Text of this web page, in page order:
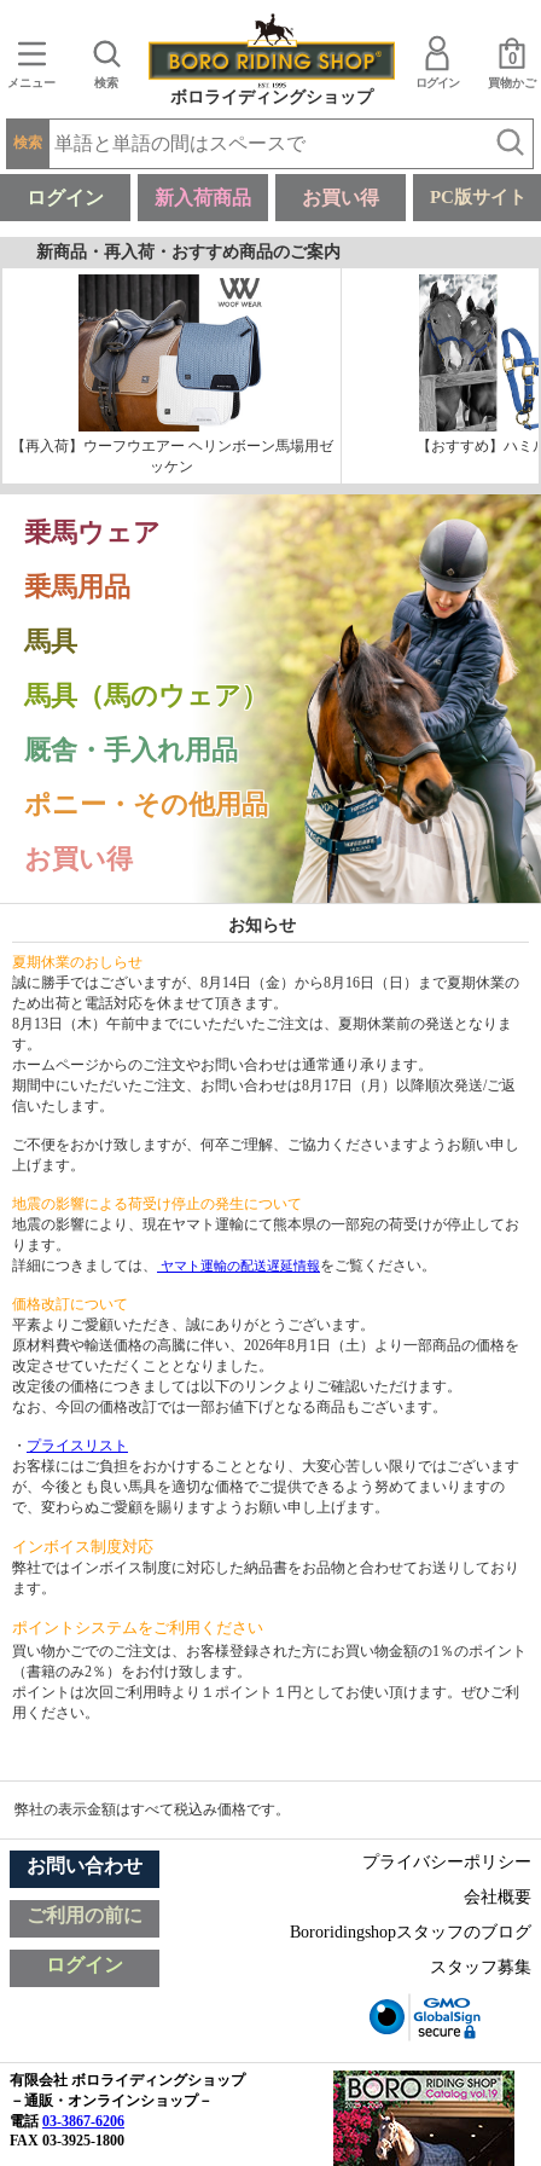
メニュー 検索 ログイン 買物かご
0
ボロライディングショップ
検索
ログイン 新入荷商品 お買い得 PC版サイト
新商品・再入荷・おすすめ商品のご案内
【再入荷】ウーフウエアー ヘリンボーン馬場用ゼ
ッケン
【おすすめ】ハミ
乗馬ウェア
乗馬用品
馬具
馬具（馬のウェア）
厩舎・手入れ用品
ポニー・その他用品
お買い得
お知らせ
夏期休業のおしらせ
誠に勝手ではございますが、8月14日（金）から8月16日（日）まで夏期休業の
ため出荷と電話対応を休ませて頂きます。
8月13日（木）午前中までにいただいたご注文は、夏期休業前の発送となりま
す。
ホームページからのご注文やお問い合わせは通常通り承ります。
期間中にいただいたご注文、お問い合わせは8月17日（月）以降順次発送/ご返
信いたします。
ご不便をおかけ致しますが、何卒ご理解、ご協力くださいますようお願い申し
上げます。
地震の影響による荷受け停止の発生について
地震の影響により、現在ヤマト運輸にて熊本県の一部宛の荷受けが停止してお
ります。
詳細につきましては、
ヤマト運輸の配送遅延情報をご覧ください。
価格改訂について
平素よりご愛顧いただき、誠にありがとうございます。
原材料費や輸送価格の高騰に伴い、2026年8月1日（土）より一部商品の価格を
改定させていただくこととなりました。
改定後の価格につきましては以下のリンクよりご確認いただけます。
なお、今回の価格改訂では一部お値下げとなる商品もございます。
・ プライスリスト
お客様にはご負担をおかけすることとなり、大変心苦しい限りではございます
が、今後とも良い馬具を適切な価格でご提供できるよう努めてまいりますの
で、変わらぬご愛顧を賜りますようお願い申し上げます。
インボイス制度対応
弊社ではインボイス制度に対応した納品書をお品物と合わせてお送りしており
ます。
ポイントシステムをご利用ください
買い物かごでのご注文は、お客様登録された方にお買い物金額の1％のポイント
（書籍のみ2％）をお付け致します。
ポイントは次回ご利用時より１ポイント１円としてお使い頂けます。ぜひご利
用ください。
弊社の表示金額はすべて税込み価格です。
お問い合わせ
ご利用の前に
ログイン
プライバシーポリシー
会社概要
Bororidingshopスタッフのブログ
スタッフ募集
有限会社 ボロライディングショップ
－通販・オンラインショップ－
電話03-3867-6206
FAX 03-3925-1800